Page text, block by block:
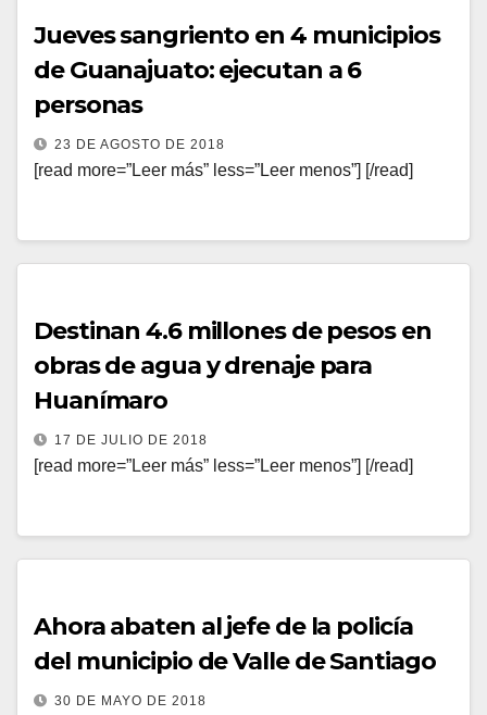
Jueves sangriento en 4 municipios
de Guanajuato: ejecutan a 6
personas
23 DE AGOSTO DE 2018
[read more=”Leer más” less=”Leer menos”] [/read]
Destinan 4.6 millones de pesos en
obras de agua y drenaje para
Huanímaro
17 DE JULIO DE 2018
[read more=”Leer más” less=”Leer menos”] [/read]
Ahora abaten al jefe de la policía
del municipio de Valle de Santiago
30 DE MAYO DE 2018